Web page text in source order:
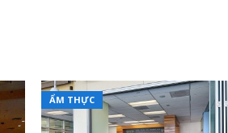
ẨM THỰC